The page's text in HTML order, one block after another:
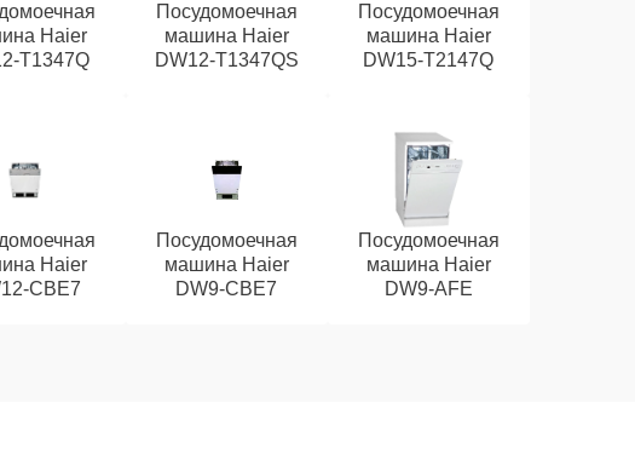
Haier
T1347Q
Посудомоечная
машина Haier
DW12-T1347QS
Посудомоечная
машина Haier
DW15-T2147Q
Haier
CBE7
Посудомоечная
машина Haier
DW9-CBE7
Посудомоечная
машина Haier
DW9-AFE